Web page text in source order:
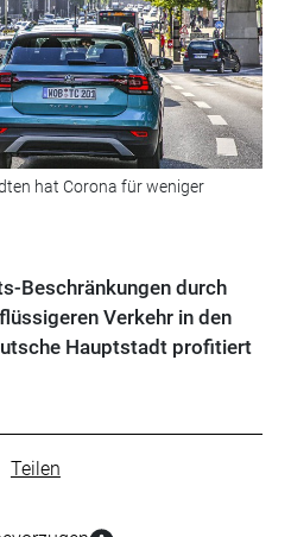
hat Corona für weniger
Beschränkungen durch
Verkehr in den
Hauptstadt profitiert
Teilen